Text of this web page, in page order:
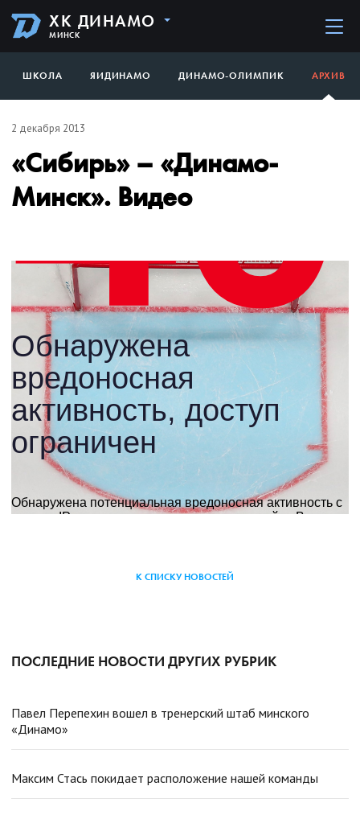
ХК ДИНАМО
МИНСК
ШКОЛА ЯИДИНАМО ДИНАМО-ОЛИМПИК АРХИВ
2 декабря 2013
«Сибирь» – «Динамо-
Минск». Видео
К СПИСКУ НОВОСТЕЙ
ПОСЛЕДНИЕ НОВОСТИ ДРУГИХ РУБРИК
Павел Перепехин вошел в тренерский штаб минского
«Динамо»
Максим Стась покидает расположение нашей команды